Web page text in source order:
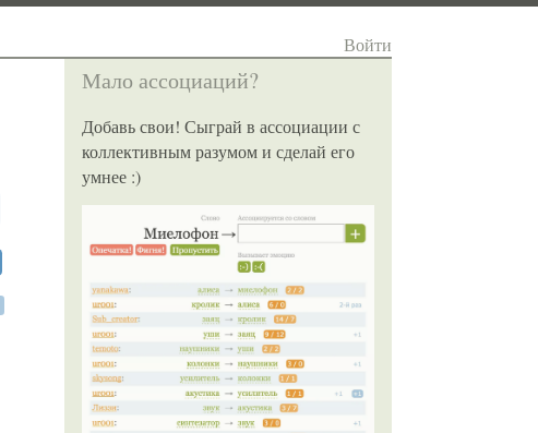
Войти
Мало ассоциаций?
Добавь свои! Сыграй в ассоциации с
коллективным разумом и сделай его
умнее :)